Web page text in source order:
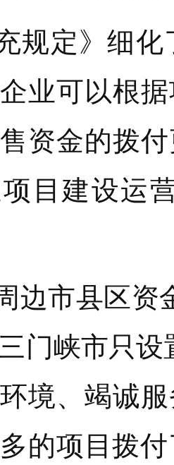
充规定》细
业可以根
资金的拨
目建设运
边市县区资
门峡市只
境、竭诚
的项目拨